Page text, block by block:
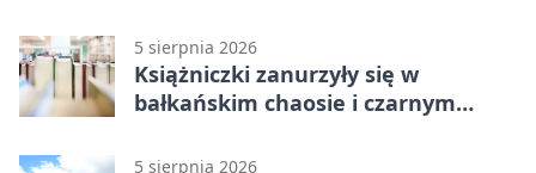
5 sierpnia 2026
Książniczki zanurzyły się w
bałkańskim chaosie i czarnym
5 sierpnia 2026